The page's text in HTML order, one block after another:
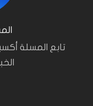
تابع المسلة